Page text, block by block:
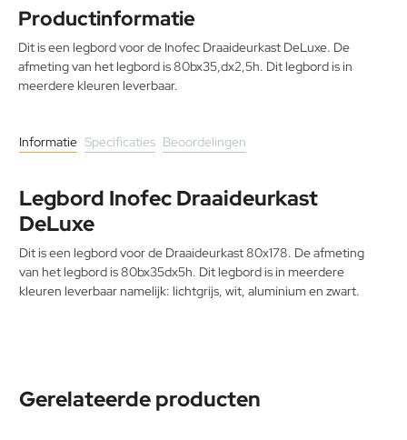
Productinformatie
Dit is een legbord voor de Inofec Draaideurkast DeLuxe. De
afmeting van het legbord is 80bx35,dx2,5h. Dit legbord is in
meerdere kleuren leverbaar.
Informatie Specificaties Beoordelingen
Legbord Inofec Draaideurkast
DeLuxe
Dit is een legbord voor de Draaideurkast 80x178. De afmeting
van het legbord is 80bx35dx5h. Dit legbord is in meerdere
kleuren leverbaar namelijk: lichtgrijs, wit, aluminium en zwart.
Gerelateerde producten